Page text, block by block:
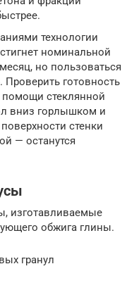
технологии
номинальной
но пользоваться
готовность
стеклянной
вниз горлышком и
стенки
— останутся
изготавливаемые
обжига глины.
гранул